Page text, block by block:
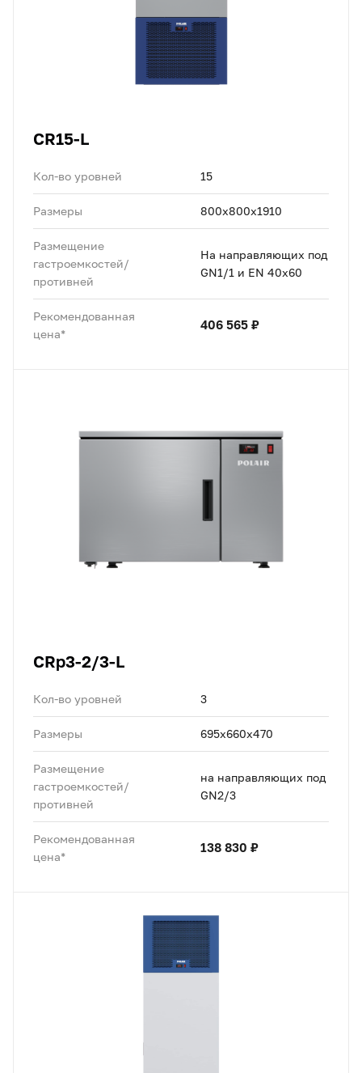
CR15-L
Кол-во уровней 15
Размеры 800x800x1910
Размещение
гастроемкостей/
противней
На направляющих под
GN1/1 и EN 40x60
Рекомендованная
цена*
406 565 ₽
CRp3-2/3-L
Кол-во уровней 3
Размеры 695х660х470
Размещение
гастроемкостей/
противней
на направляющих под
GN2/3
Рекомендованная
цена*
138 830 ₽